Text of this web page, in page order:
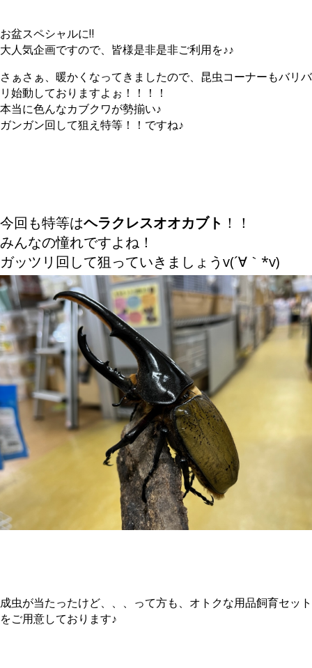
お盆スペシャルに‼️
大人気企画ですので、皆様是非是非ご利用を♪♪
さぁさぁ、暖かくなってきましたので、昆虫コーナーもバリバ
リ始動しておりますよぉ！！！！
本当に色んなカブクワが勢揃い♪
ガンガン回して狙え特等！！ですね♪
今回も特等はヘラクレスオオカブト ！！
みんなの憧れですよね！
ガッツリ回して狙っていきましょうv(´∀｀*v)
成虫が当たったけど、、、って方も、オトクな用品飼育セット
をご用意しております♪